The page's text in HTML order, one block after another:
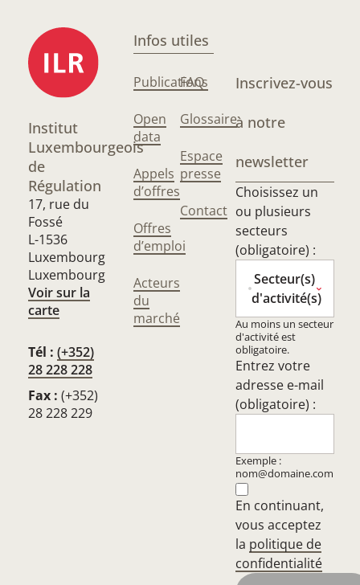
Institut
Luxembourgeois
de
Régulation
17, rue du
Fossé
L-1536
Luxembourg
Luxembourg
Voir sur la
carte
Tél : (+352)
28 228 228
Fax : (+352)
28 228 229
Infos utiles
Publications
Open
data
Appels
d’offres
Offres
d’emploi
Acteurs
du
marché
FAQ
Glossaire
Espace
presse
Contact
Inscrivez-vous
à notre
newsletter
Choisissez un
ou plusieurs
secteurs
(obligatoire) :
Secteur(s)
d'activité(s)
Au moins un secteur
d'activité est
obligatoire.
Entrez votre
adresse e-mail
(obligatoire) :
Exemple :
nom@domaine.com
En continuant,
vous acceptez
la politique de
confidentialité